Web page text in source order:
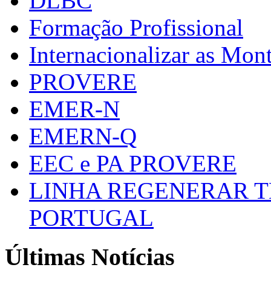
Formação Profissional
Internacionalizar as
PROVERE
EMER-N
EMERN-Q
EEC e PA PROVERE
LINHA REGENERAR
PORTUGAL
Últimas Notícias